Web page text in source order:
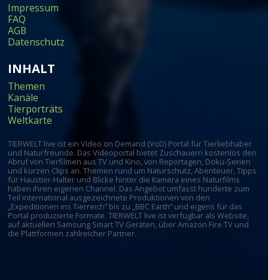
Impressum
FAQ
AGB
Datenschutz
INHALT
Themen
Kanäle
Tierporträts
Weltkarte
TIERWELT live ist ein Video on Demand (VoD) Portal für Tierliebhaber
und Naturfreunde. Das Videoportal bietet Zuschauern kostenlos den
Abruf von Tierfilmen aus TV und Kino, von Reportagen, Doku-Serien
und kurzen Clips an. Themen rund um Naturschutz, Abenteuer, Tipps
für Haustier-Halter und Blicke hinter die Kamera eines Naturfilms
haben ihren eigenen Channel. Das Angebot umfasst hunderte zum
Teil international ausgezeichnete Produktionen von den
„Expeditionen ins Tierreich” bis zu „BBC Earth” und eigens für das
Portal produzierte Formate. TIERWELT live ist verfügbar als Website,
auf aktuellen Samsung Smart TV Geräten, über Amazon Fire TV und
die Plattformen zahlreicher Partner.